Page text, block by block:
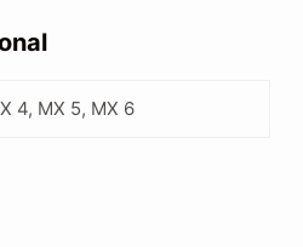
4, MX 5, MX 6